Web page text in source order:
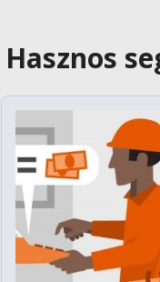
Hasznos